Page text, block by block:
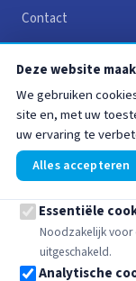
Contact
HANDIGE LINKS
Juridische
Algemene
Privacybeleid
Cookiebeleid
Deze website
We gebruiken
site en, met uw
uw ervaring te
Alles accepteren
Essentiële
Noodzakelijk voor
uitgeschakeld.
Analytische